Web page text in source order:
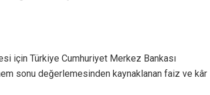
için Türkiye Cumhuriyet Merkez Bankası
sonu değerlemesinden kaynaklanan faiz ve kâr